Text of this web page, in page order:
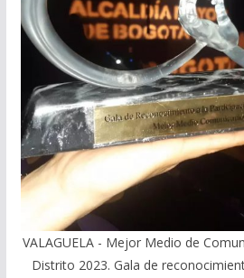
VALAGUELA - Mejor Medio de
Distrito 2023. Gala de